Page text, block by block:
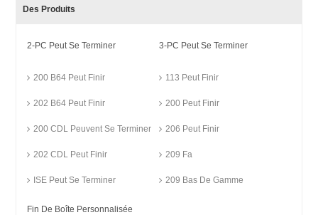
Des Produits
2-PC Peut Se Terminer
200 B64 Peut Finir
202 B64 Peut Finir
200 CDL Peuvent Se Terminer
202 CDL Peut Finir
ISE Peut Se Terminer
3-PC Peut Se Terminer
113 Peut Finir
200 Peut Finir
206 Peut Finir
209 Fa
209 Bas De Gamme
Fin De Boîte Personnalisée